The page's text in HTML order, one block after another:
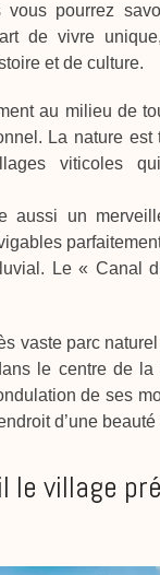
pourrez
de vivre
et de culture.
au milieu de
La nature est
viticoles
aussi un
Le « Canal
vaste parc
le centre de la
de ses
d’une
le village